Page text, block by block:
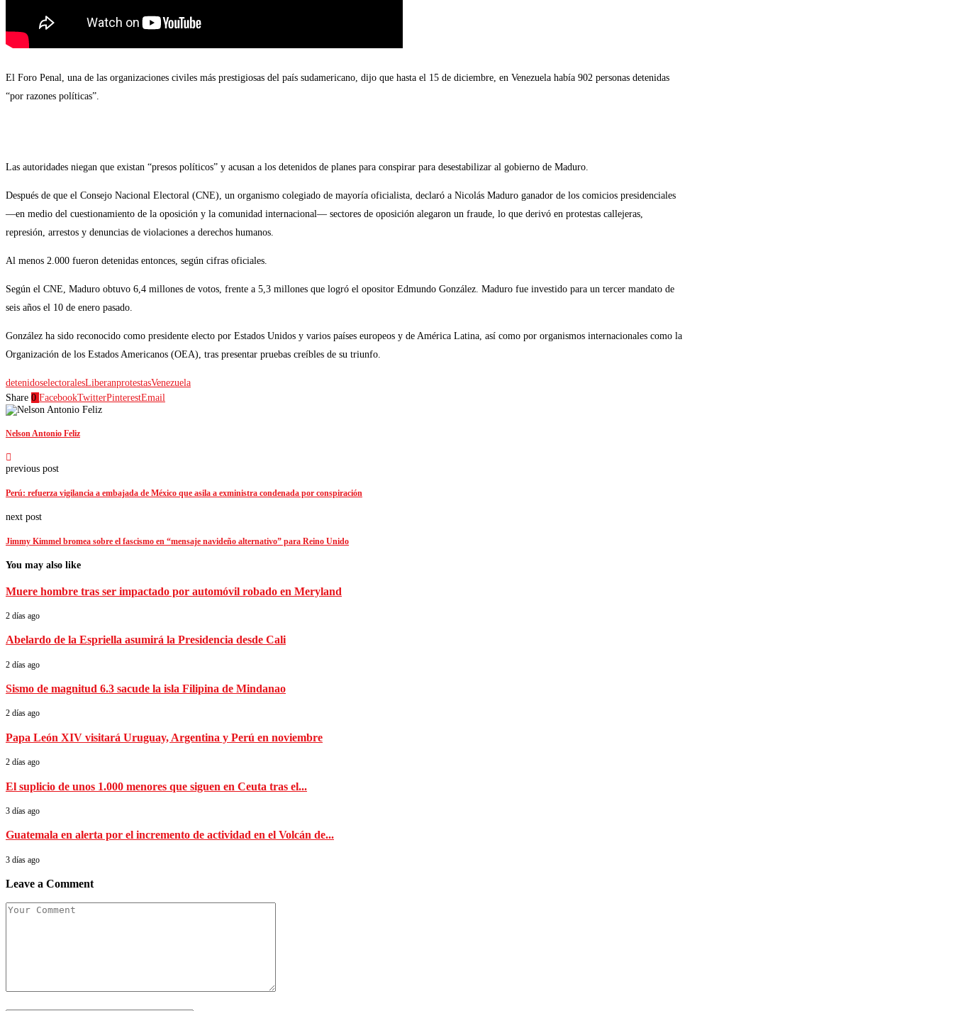
El Foro Penal, una de las organizaciones civiles más prestigiosas del país sudamericano, dijo que hasta el 15 de diciembre, en Venezuela había 902 personas detenidas
“por razones políticas”.
Las autoridades niegan que existan “presos políticos” y acusan a los detenidos de planes para conspirar para desestabilizar al gobierno de Maduro.
Después de que el Consejo Nacional Electoral (CNE), un organismo colegiado de mayoría oficialista, declaró a Nicolás Maduro ganador de los comicios presidenciales
—en medio del cuestionamiento de la oposición y la comunidad internacional— sectores de oposición alegaron un fraude, lo que derivó en protestas callejeras,
represión, arrestos y denuncias de violaciones a derechos humanos.
Al menos 2.000 fueron detenidas entonces, según cifras oficiales.
Según el CNE, Maduro obtuvo 6,4 millones de votos, frente a 5,3 millones que logró el opositor Edmundo González. Maduro fue investido para un tercer mandato de
seis años el 10 de enero pasado.
González ha sido reconocido como presidente electo por Estados Unidos y varios países europeos y de América Latina, así como por organismos internacionales como la
Organización de los Estados Americanos (OEA), tras presentar pruebas creíbles de su triunfo.
detenidoselectoralesLiberanprotestasVenezuela
Share 0 FacebookTwitterPinterestEmail
Nelson Antonio Feliz
previous post
Perú: refuerza vigilancia a embajada de México que asila a exministra condenada por conspiración
next post
Jimmy Kimmel bromea sobre el fascismo en “mensaje navideño alternativo” para Reino Unido
You may also like
Muere hombre tras ser impactado por automóvil robado en Meryland
2 días ago
Abelardo de la Espriella asumirá la Presidencia desde Cali
2 días ago
Sismo de magnitud 6.3 sacude la isla Filipina de Mindanao
2 días ago
Papa León XIV visitará Uruguay, Argentina y Perú en noviembre
2 días ago
El suplicio de unos 1.000 menores que siguen en Ceuta tras el...
3 días ago
Guatemala en alerta por el incremento de actividad en el Volcán de...
3 días ago
Leave a Comment